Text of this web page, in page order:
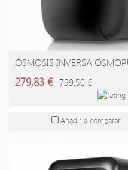
AÑADIR A LA CESTA
ÓSMOSIS INVERSA
279,83 € 799,50 €
Añadir a comparar